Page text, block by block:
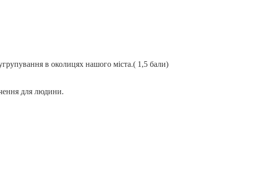
в околицях нашого міста.( 1,5 бали)
для людини.